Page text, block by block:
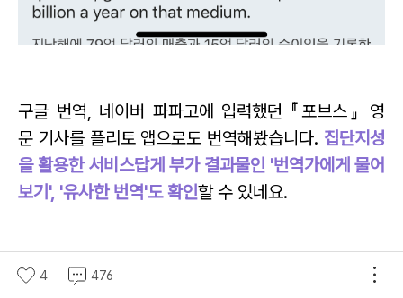
구글 번역, 네이버 파파고에 입력했던 『포브스』 영
문 기사를 플리토 앱으로도 번역해봤습니다. 집단지성
을 활용한 서비스답게 부가 결과물인 '번역가에게 물어
보기', '유사한 번역'도 확인할 수 있네요.
4 476